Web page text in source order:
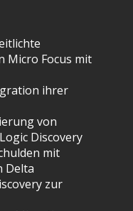
Micro Focus mit
ihrer
von
Discovery
mit
Delta
zur